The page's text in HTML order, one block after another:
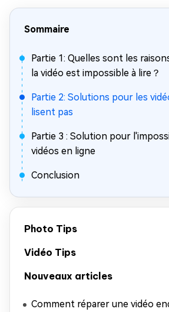
Sommaire
Partie 1: Quelles sont les
la vidéo est impossible à lire？
Partie 2: Solutions pour les
lisent pas
Partie 3 : Solution pour
vidéos en ligne
Conclusion
Photo Tips
Vidéo Tips
Nouveaux articles
Comment réparer une vidéo